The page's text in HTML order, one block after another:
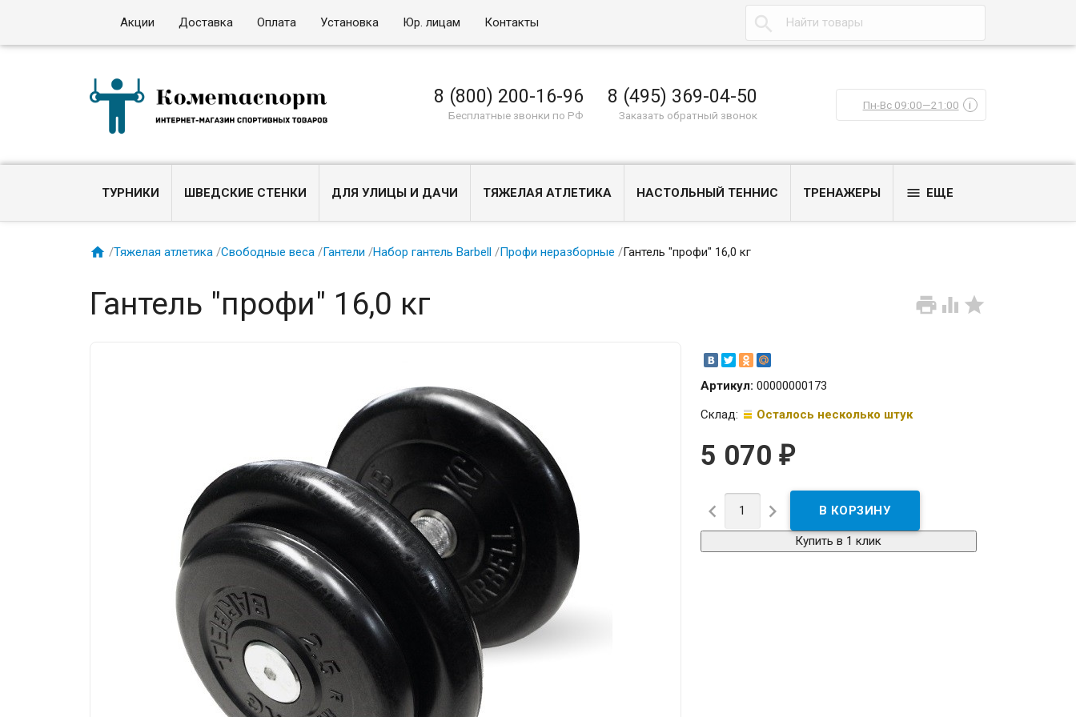
Акции Доставка Оплата Установка Юр. лицам Контакты 
8 (800) 200-16-96
Бесплатные звонки по РФ
8 (495) 369-04-50
Заказать обратный звонок
Пн-Вс 09:00—21:00 i
ТУРНИКИ ШВЕДСКИЕ СТЕНКИ ДЛЯ УЛИЦЫ И ДАЧИ ТЯЖЕЛАЯ АТЛЕТИКА НАСТОЛЬНЫЙ ТЕННИС ТРЕНАЖЕРЫ  ЕЩЕ
 /Тяжелая атлетика /Свободные веса /Гантели /Набор гантель Barbell /Профи неразборные /Гантель "профи" 16,0 кг
  
Гантель "профи" 16,0 кг
Артикул: 00000000173
Склад:
Осталось несколько штук
5 070 ₽
 
Купить в 1 клик